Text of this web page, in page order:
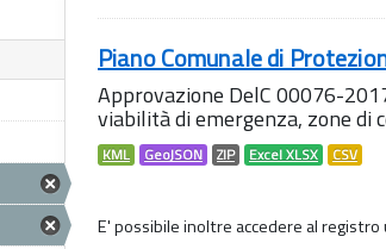
Piano Comunale di
Approvazione DelC 00076-
viabilità di emergenza, zone di
KML GeoJSON ZIP Excel XLSX CSV
E' possibile inoltre accedere al registro